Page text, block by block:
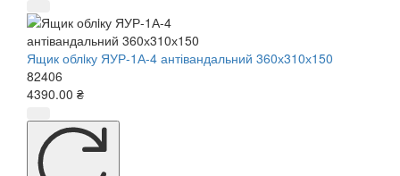
Ящик облiку ЯУР-1А-4 антівандальний 360х310х150
82406
4390.00 ₴